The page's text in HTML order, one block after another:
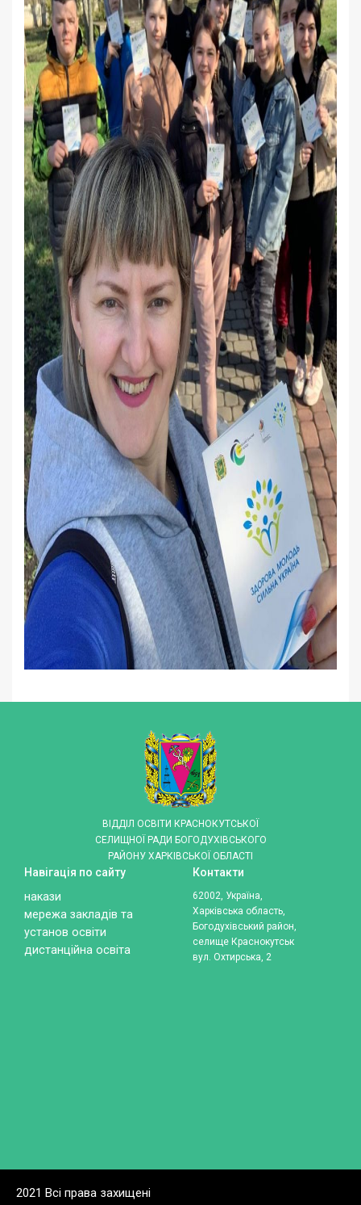
ВІДДІЛ ОСВІТИ КРАСНОКУТСЬКОЇ
СЕЛИЩНОЇ РАДИ БОГОДУХІВСЬКОГО
РАЙОНУ ХАРКІВСЬКОЇ ОБЛАСТІ
Навігація по сайту
накази
мережа закладів та
установ освіти
дистанційна освіта
Контакти
62002, Україна,
Харківська область,
Богодухівський район,
селище Краснокутськ
вул. Охтирська, 2
2021 Всі права захищені